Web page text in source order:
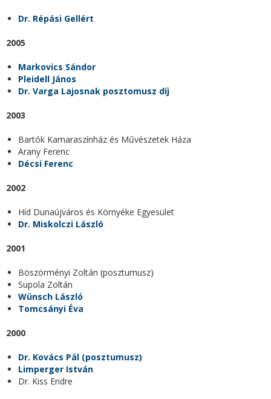
Dr. Répási Gellért
2005
Markovics Sándor
Pleidell János
Dr. Varga Lajosnak posztomusz díj
2003
Bartók Kamaraszínház és Művészetek Háza
Arany Ferenc
Décsi Ferenc
2002
Híd Dunaújváros és Környéke Egyesület
Dr. Miskolczi László
2001
Böszörményi Zoltán (posztumusz)
Supola Zoltán
Wünsch László
Tomcsányi Éva
2000
Dr. Kovács Pál (posztumusz)
Limperger István
Dr. Kiss Endre